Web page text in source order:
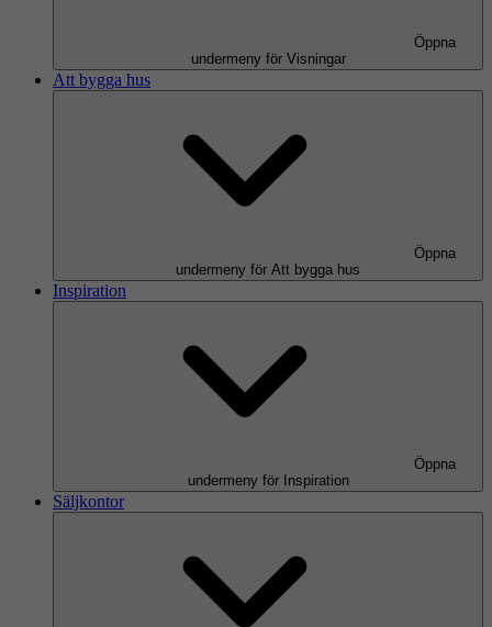
Öppna
undermeny för Visningar
Att bygga hus
Öppna
undermeny för Att bygga hus
Inspiration
Öppna
undermeny för Inspiration
Säljkontor